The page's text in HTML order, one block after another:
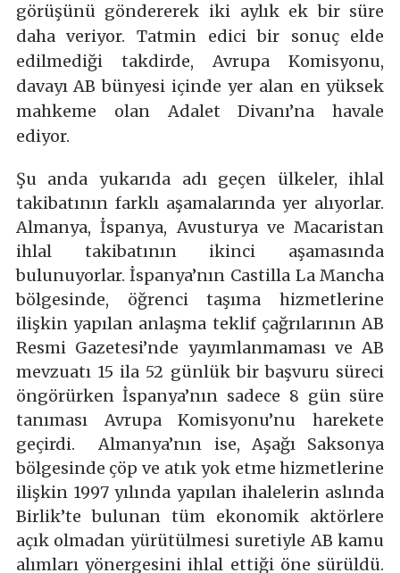
görüşünü göndererek iki aylık ek bir süre
daha veriyor. Tatmin edici bir sonuç elde
edilmediği takdirde, Avrupa Komisyonu,
davayı AB bünyesi içinde yer alan en yüksek
mahkeme olan Adalet Divanı’na havale
ediyor.
Şu anda yukarıda adı geçen ülkeler, ihlal
takibatının farklı aşamalarında yer alıyorlar.
Almanya, İspanya, Avusturya ve Macaristan
ihlal takibatının ikinci aşamasında
bulunuyorlar. İspanya’nın Castilla La Mancha
bölgesinde, öğrenci taşıma hizmetlerine
ilişkin yapılan anlaşma teklif çağrılarının AB
Resmi Gazetesi’nde yayımlanmaması ve AB
mevzuatı 15 ila 52 günlük bir başvuru süreci
öngörürken İspanya’nın sadece 8 gün süre
tanıması Avrupa Komisyonu’nu harekete
geçirdi. Almanya’nın ise, Aşağı Saksonya
bölgesinde çöp ve atık yok etme hizmetlerine
ilişkin 1997 yılında yapılan ihalelerin aslında
Birlik’te bulunan tüm ekonomik aktörlere
açık olmadan yürütülmesi suretiyle AB kamu
alımları yönergesini ihlal ettiği öne sürüldü.